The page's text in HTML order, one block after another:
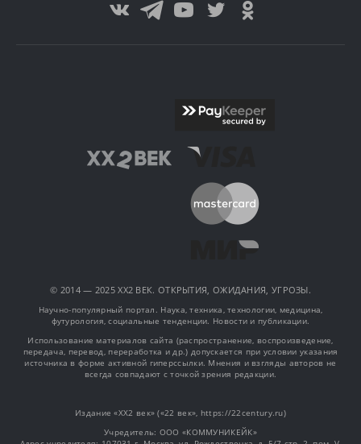
© 2014 — 2025 XX2 ВЕК. ОТКРЫТИЯ, ОЖИДАНИЯ, УГРОЗЫ.
Научно-популярный портал. Наука, техника, технологии, медицина,
футурология, социальные тенденции. Новости и публикации.
Использование материалов сайта (распространение, воспроизведение,
передача, перевод, переработка и др.) допускается при условии указания
источника в форме активной гиперссылки. Мнения и взгляды авторов не
всегда совпадают с точкой зрения редакции.
Издание «XX2 век» («22 век», https://22century.ru)
Учредитель: OOO «КОММУНИКЕЙК»